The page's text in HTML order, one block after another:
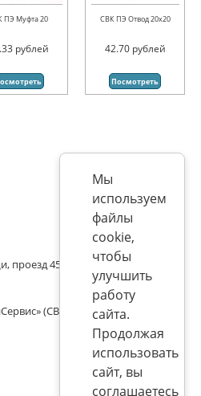
ПЭ Муфта 20
рублей
СВК ПЭ Отвод 20х20
42.70 рублей
Посмотреть
4536 владение 8, стр.10
(СВК)
Мы
используем
файлы
cookie,
чтобы
улучшить
работу
сайта.
Продолжая
использовать
сайт, вы
соглашаетесь